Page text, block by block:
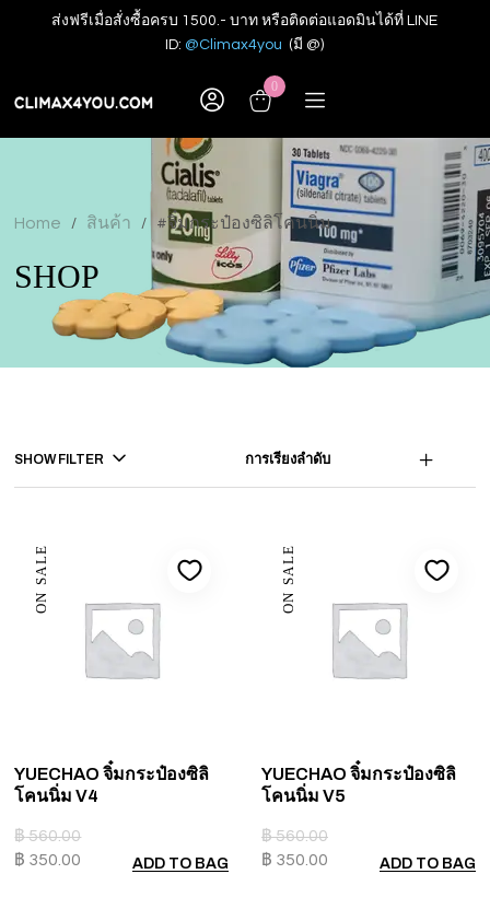
ส่งฟรีเมื่อสั่งซื้อครบ 1500.- บาท หรือติดต่อแอดมินได้ที่ LINE
ID: @Climax4you (มี @)
0
Home / สินค้า / #จิ๋มกระป๋องซิลิโคนนิ่ม
SHOP
SHOW FILTER การเรียงลำดับ
ON SALE
YUECHAO จิ๋มกระป๋องซิลิ
โคนนิ่ม V4
฿560.00
฿ 350.00 ADD TO BAG
ON SALE
YUECHAO จิ๋มกระป๋องซิลิ
โคนนิ่ม V5
฿560.00
฿ 350.00 ADD TO BAG